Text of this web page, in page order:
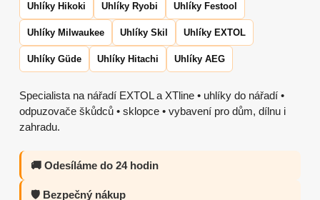
Uhlíky Hikoki Uhlíky Ryobi Uhlíky Festool
Uhlíky Milwaukee Uhlíky Skil Uhlíky EXTOL
Uhlíky Güde Uhlíky Hitachi Uhlíky AEG
Specialista na nářadí EXTOL a XTline • uhlíky do nářadí •
odpuzovače škůdců • sklopce • vybavení pro dům, dílnu i
zahradu.
🚚 Odesíláme do 24 hodin
🛡️ Bezpečný nákup